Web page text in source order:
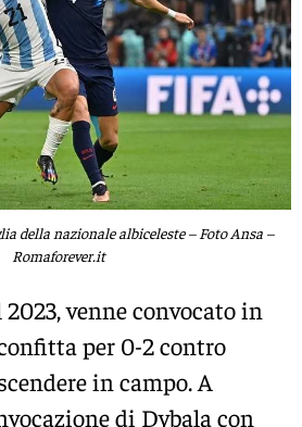
della nazionale albiceleste – Foto Ansa –
Romaforever.it
venne convocato in
per 0-2 contro
in campo. A
di Dybala con